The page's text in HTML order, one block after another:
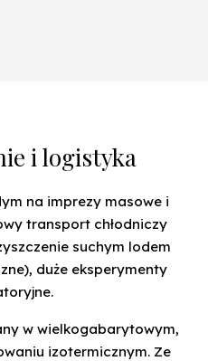
i logistyka
na imprezy masowe i
transport chłodniczy
suchym lodem
duże eksperymenty
w wielkogabarytowym,
izotermicznym. Ze